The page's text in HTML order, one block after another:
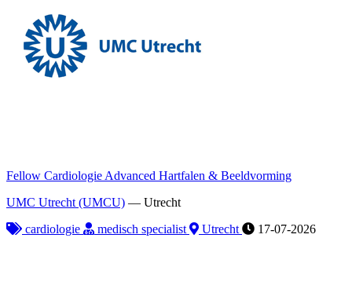
Fellow Cardiologie Advanced Hartfalen & Beeldvorming
UMC Utrecht (UMCU) — Utrecht
cardiologie
medisch specialist Utrecht 17-07-2026